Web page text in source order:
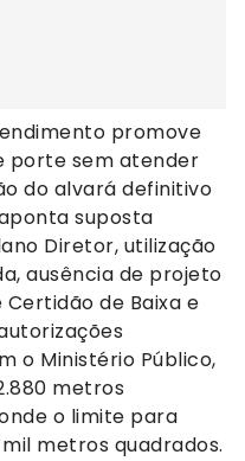
promove
porte sem atender
do alvará definitivo
suposta
Diretor, utilização
ausência de projeto
de Baixa e
o Ministério Público,
metros
o limite para
metros quadrados.